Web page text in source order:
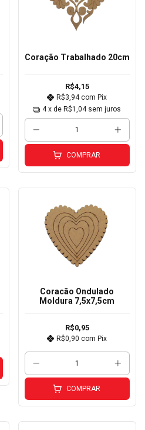
Coração Trabalhado 20cm
R$4,15
R$3,94com Pix
4 x de R$1,04 sem juros
COMPRAR
Coracão Ondulado
Moldura 7,5x7,5cm
R$0,95
R$0,90com Pix
COMPRAR